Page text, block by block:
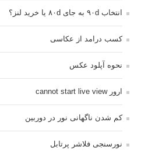
انتخاب ۹۰d به جای ۸۰d یا خرید لنز؟
کسب درامد از عکاسی
نحوه آپلود عکس
ارور cannot start live view
کم شدن ناگهانی نور در دوربین
نورسنجی فلاشر پرتابل